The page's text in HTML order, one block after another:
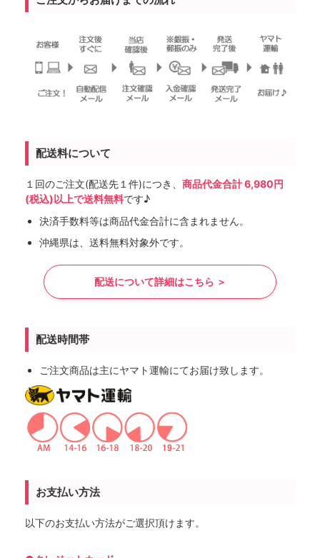
配送料について
１回のご注文(配送先１件)につき、 商品代金合計 6,980円
(税込)以上で送料無料です♪
決済手数料等は商品代金合計に含まれません。
沖縄県は、送料無料対象外です。
配送について詳細はこちら ＞
配送時間帯
ご注文商品は主にヤマト運輸にてお届け致します。
お支払い方法
以下のお支払い方法がご選択頂けます。